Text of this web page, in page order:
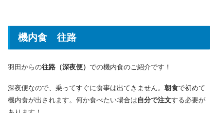
機内食 往路
羽田からの往路（深夜便） での機内食のご紹介です！
深夜便なので、乗ってすぐに食事は出てきません。 朝食で初めて
機内食が出されます。何か食べたい場合は自分で注文する必要が